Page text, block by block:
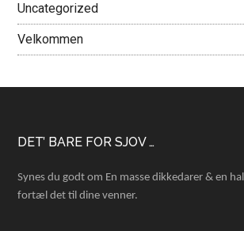
Uncategorized
Velkommen
Footer
DET’ BARE FOR SJOV …
Synes du godt om En masse dikkedarer & en
fortæl det til dine venner.